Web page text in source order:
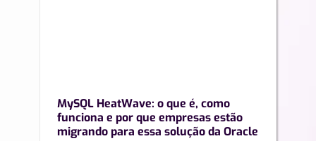
MySQL HeatWave: o que é, como
funciona e por que empresas estão
migrando para essa solução da Oracle